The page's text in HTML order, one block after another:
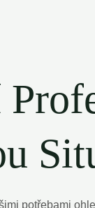
potřebami